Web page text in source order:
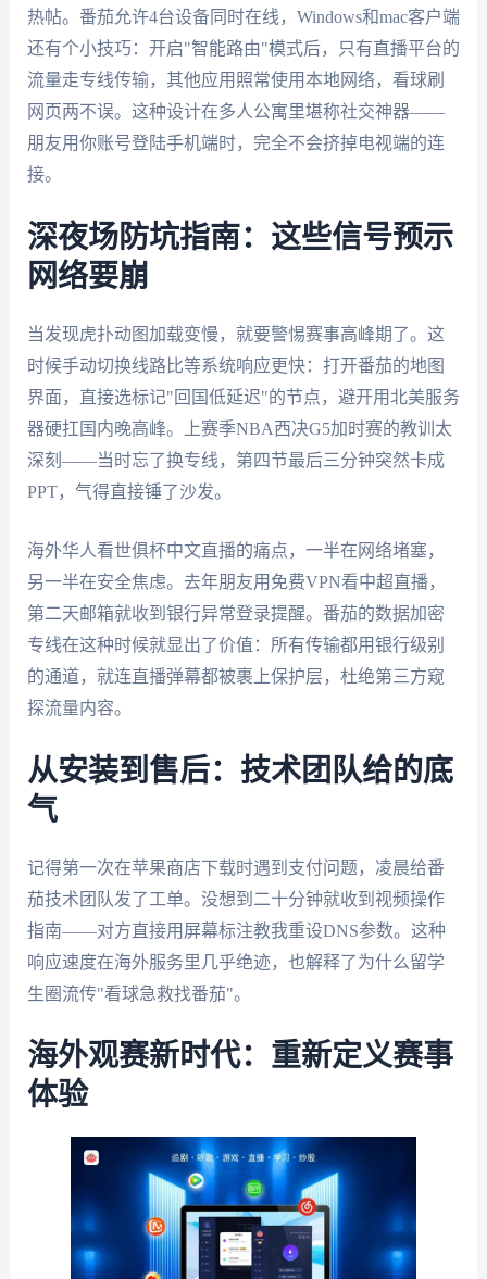
热帖。番茄允许4台设备同时在线，Windows和mac客户端
还有个小技巧：开启"智能路由"模式后，只有直播平台的
流量走专线传输，其他应用照常使用本地网络，看球刷
网页两不误。这种设计在多人公寓里堪称社交神器——
朋友用你账号登陆手机端时，完全不会挤掉电视端的连
接。
深夜场防坑指南：这些信号预示
网络要崩
当发现虎扑动图加载变慢，就要警惕赛事高峰期了。这
时候手动切换线路比等系统响应更快：打开番茄的地图
界面，直接选标记"回国低延迟"的节点，避开用北美服务
器硬扛国内晚高峰。上赛季NBA西决G5加时赛的教训太
深刻——当时忘了换专线，第四节最后三分钟突然卡成
PPT，气得直接锤了沙发。
海外华人看世俱杯中文直播的痛点，一半在网络堵塞，
另一半在安全焦虑。去年朋友用免费VPN看中超直播，
第二天邮箱就收到银行异常登录提醒。番茄的数据加密
专线在这种时候就显出了价值：所有传输都用银行级别
的通道，就连直播弹幕都被裹上保护层，杜绝第三方窥
探流量内容。
从安装到售后：技术团队给的底
气
记得第一次在苹果商店下载时遇到支付问题，凌晨给番
茄技术团队发了工单。没想到二十分钟就收到视频操作
指南——对方直接用屏幕标注教我重设DNS参数。这种
响应速度在海外服务里几乎绝迹，也解释了为什么留学
生圈流传"看球急救找番茄"。
海外观赛新时代：重新定义赛事
体验